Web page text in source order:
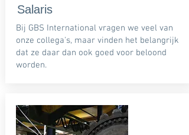
Salaris
Bij GBS International vragen we veel van
onze collega's, maar vinden het belangrijk
dat ze daar dan ook goed voor beloond
worden.